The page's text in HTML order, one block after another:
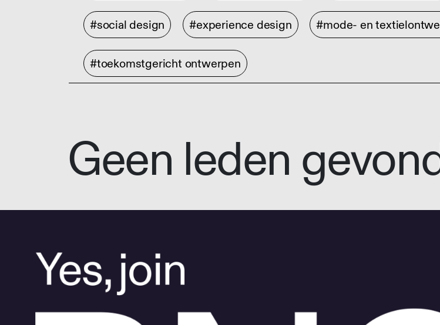
#social design #experience design #mode- en
#toekomstgericht ontwerpen
Geen leden